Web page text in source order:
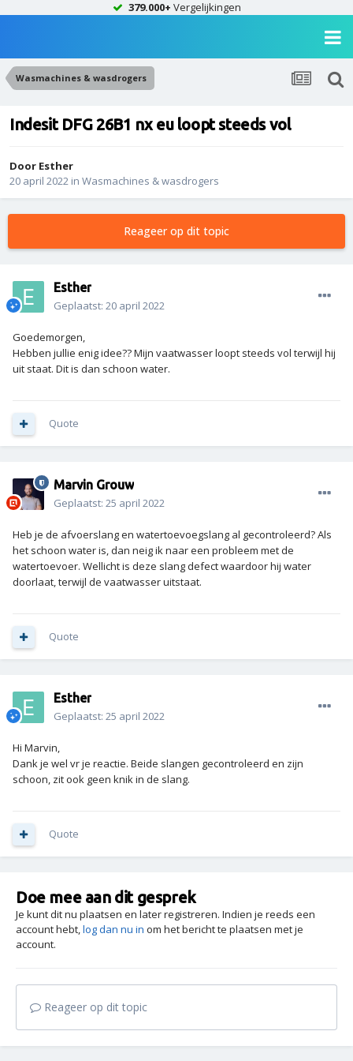
379.000+ Vergelijkingen
Wasmachines & wasdrogers
Indesit DFG 26B1 nx eu loopt steeds vol
Door Esther
20 april 2022 in Wasmachines & wasdrogers
Reageer op dit topic
Esther
Geplaatst: 20 april 2022
Goedemorgen,
Hebben jullie enig idee?? Mijn vaatwasser loopt steeds vol terwijl hij
uit staat. Dit is dan schoon water.
Quote
Marvin Grouw
Geplaatst: 25 april 2022
Heb je de afvoerslang en watertoevoegslang al gecontroleerd? Als
het schoon water is, dan neig ik naar een probleem met de
watertoevoer. Wellicht is deze slang defect waardoor hij water
doorlaat, terwijl de vaatwasser uitstaat.
Quote
Esther
Geplaatst: 25 april 2022
Hi Marvin,
Dank je wel vr je reactie. Beide slangen gecontroleerd en zijn
schoon, zit ook geen knik in de slang.
Quote
Doe mee aan dit gesprek
Je kunt dit nu plaatsen en later registreren. Indien je reeds een
account hebt,log dan nu in om het bericht te plaatsen met je
account.
Reageer op dit topic